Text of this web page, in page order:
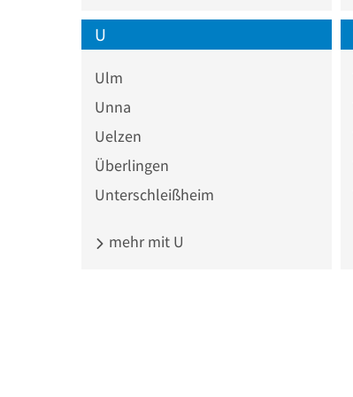
U
Ulm
Unna
Uelzen
Überlingen
Unterschleißheim
mehr mit U